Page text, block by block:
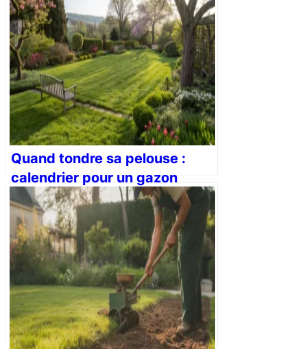
Quand tondre sa pelouse :
calendrier pour un gazon
parfait